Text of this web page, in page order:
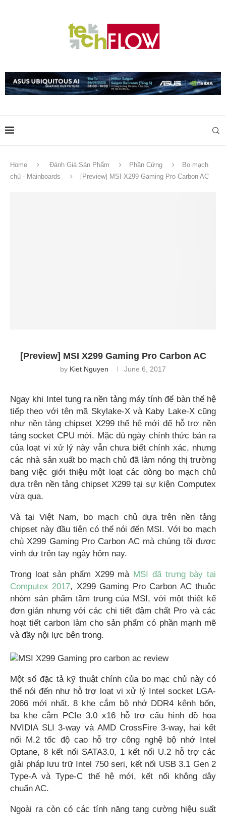
Home Đánh Giá Sản Phẩm Phần Cứng
Bo mạch
chủ - Mainboards
[Preview] MSI X299 Gaming Pro Carbon AC
[Preview] MSI X299 Gaming Pro Carbon AC
by Kiet Nguyen June 6, 2017
Ngay khi Intel tung ra nền tảng máy tính để bàn thế hệ
tiếp theo với tên mã Skylake-X và Kaby Lake-X cũng
như nền tảng chipset X299 thế hệ mới để hỗ trợ nền
tảng socket CPU mới. Mặc dù ngày chính thức bán ra
của loạt vi xử lý này vẫn chưa biết chính xác, nhưng
các nhà sản xuất bo mạch chủ đã làm nóng thị trường
bang việc giới thiệu một loạt các dòng bo mạch chủ
dựa trên nền tảng chipset X299 tại sự kiện Computex
vừa qua.
Và tại Việt Nam, bo mạch chủ dựa trên nền tảng
chipset này đầu tiên có thể nói đến MSI. Với bo mạch
chủ X299 Gaming Pro Carbon AC mà chúng tôi được
vinh dự trên tay ngày hôm nay.
Trong loạt sản phẩm X299 mà MSI đã trưng bày tại
Computex 2017, X299 Gaming Pro Carbon AC thuộc
nhóm sản phẩm tầm trung của MSI, với một thiết kế
đơn giản nhưng với các chi tiết đậm chất Pro và các
hoạt tiết carbon làm cho sản phẩm có phần mạnh mẽ
và đầy nội lực bên trong.
Một số đặc tả kỹ thuật chính của bo mạc chủ này có
thể nói đến như hỗ trợ loạt vi xử lý Intel socket LGA-
2066 mới nhất. 8 khe cắm bộ nhớ DDR4 kênh bốn,
ba khe cắm PCIe 3.0 x16 hỗ trợ cấu hình đồ họa
NVIDIA SLI 3-way và AMD CrossFire 3-way, hai kết
nối M.2 tốc độ cao hỗ trợ công nghệ bộ nhớ Intel
Optane, 8 kết nối SATA3.0, 1 kết nối U.2 hỗ trợ các
giải pháp lưu trữ Intel 750 seri, kết nối USB 3.1 Gen 2
Type-A và Type-C thế hệ mới, kết nối không dây
chuẩn AC.
Ngoài ra còn có các tính năng tang cường hiệu suất